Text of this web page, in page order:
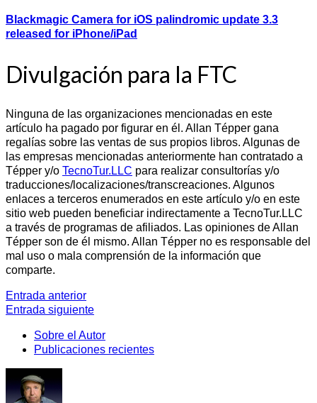
Blackmagic Camera for iOS palindromic update 3.3
released for iPhone/iPad
Divulgación para la FTC
Ninguna de las organizaciones mencionadas en este
artículo ha pagado por figurar en él. Allan Tépper gana
regalías sobre las ventas de sus propios libros. Algunas de
las empresas mencionadas anteriormente han contratado a
Tépper y/o TecnoTur.LLC para realizar consultorías y/o
traducciones/localizaciones/transcreaciones. Algunos
enlaces a terceros enumerados en este artículo y/o en este
sitio web pueden beneficiar indirectamente a TecnoTur.LLC
a través de programas de afiliados. Las opiniones de Allan
Tépper son de él mismo. Allan Tépper no es responsable del
mal uso o mala comprensión de la información que
comparte.
Entrada anterior
Entrada siguiente
Sobre el Autor
Publicaciones recientes